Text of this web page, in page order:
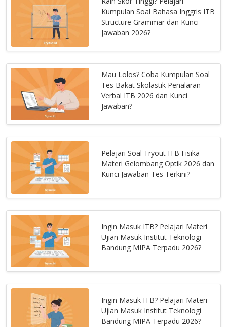
Kumpulan Soal Bahasa Inggris ITB
Structure Grammar dan Kunci
Jawaban 2026?
Mau Lolos? Coba Kumpulan Soal
Tes Bakat Skolastik Penalaran
Verbal ITB 2026 dan Kunci
Jawaban?
Pelajari Soal Tryout ITB Fisika
Materi Gelombang Optik 2026 dan
Kunci Jawaban Tes Terkini?
Ingin Masuk ITB? Pelajari Materi
Ujian Masuk Institut Teknologi
Bandung MIPA Terpadu 2026?
Ingin Masuk ITB? Pelajari Materi
Ujian Masuk Institut Teknologi
Bandung MIPA Terpadu 2026?